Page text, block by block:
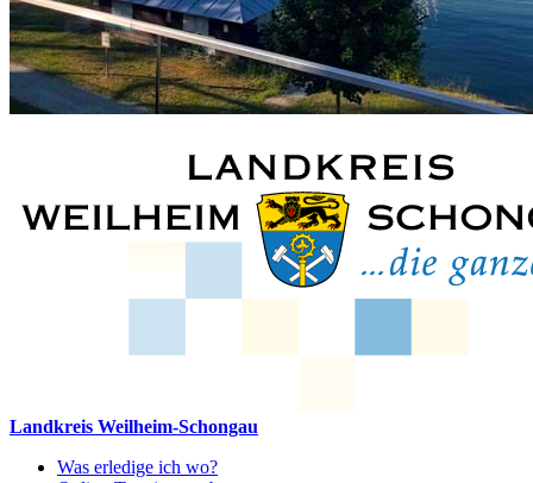
Landkreis Weilheim-Schongau
Was erledige ich wo?